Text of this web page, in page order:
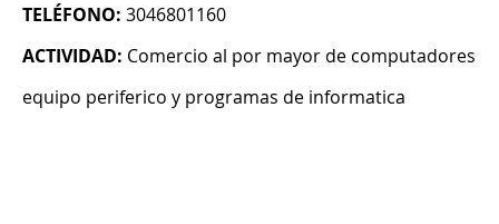
TELÉFONO: 3046801160
ACTIVIDAD: Comercio al por mayor de computadores
equipo periferico y programas de informatica